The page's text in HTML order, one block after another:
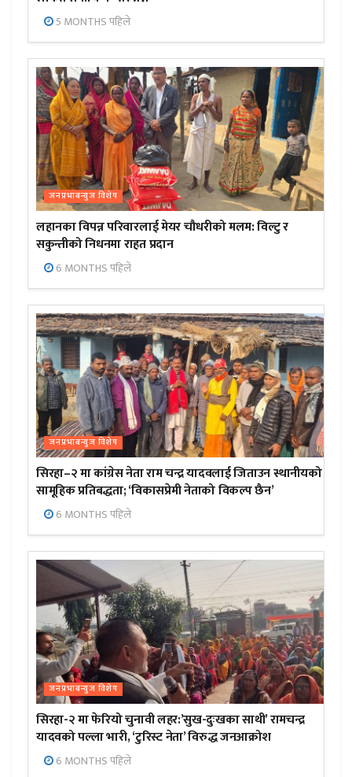
5 MONTHS पहिले
जनप्रभाबन्युज विशेष
लहानका विपन्न परिवारलाई मेयर चौधरीको मलम: विल्टु र
सकुन्तीको निधनमा राहत प्रदान
6 MONTHS पहिले
जनप्रभाबन्युज विशेष
सिरहा–२ मा कांग्रेस नेता राम चन्द्र यादवलाई जिताउन स्थानीयको
सामूहिक प्रतिबद्धता; ‘विकासप्रेमी नेताको विकल्प छैन’
6 MONTHS पहिले
जनप्रभाबन्युज विशेष
सिरहा-२ मा फेरियो चुनावी लहर:’सुख-दुःखका साथी’ रामचन्द्र
यादवको पल्ला भारी, ‘टुरिस्ट नेता’ विरुद्ध जनआक्रोश
6 MONTHS पहिले